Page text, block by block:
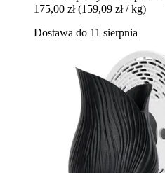
175,00 zł (159,09 zł / kg)
Dostawa do 11 sierpnia